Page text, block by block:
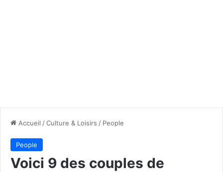
Accueil /Culture & Loisirs / People
People
Voici 9 des couples de